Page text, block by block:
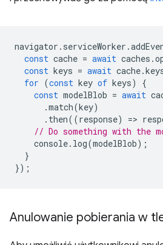
navigator . serviceWorker .
const cache = await caches .
const keys = await cache.
for (const key of keys)
{
const modelBlob = await
.match(key)
. then((response) =>
// Do something with the
console. log(modelBlob);
}
});
Anulowanie pobierania w